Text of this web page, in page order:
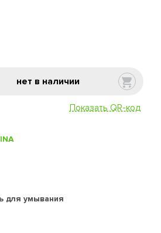
нет в наличии
Показать QR-код
для умывания